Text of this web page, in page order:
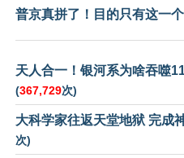
普京真拼了！目的只有这一个
天人合一！银河系为啥吞噬
(367,729次)
大科学家往返天堂地狱 完成
次)